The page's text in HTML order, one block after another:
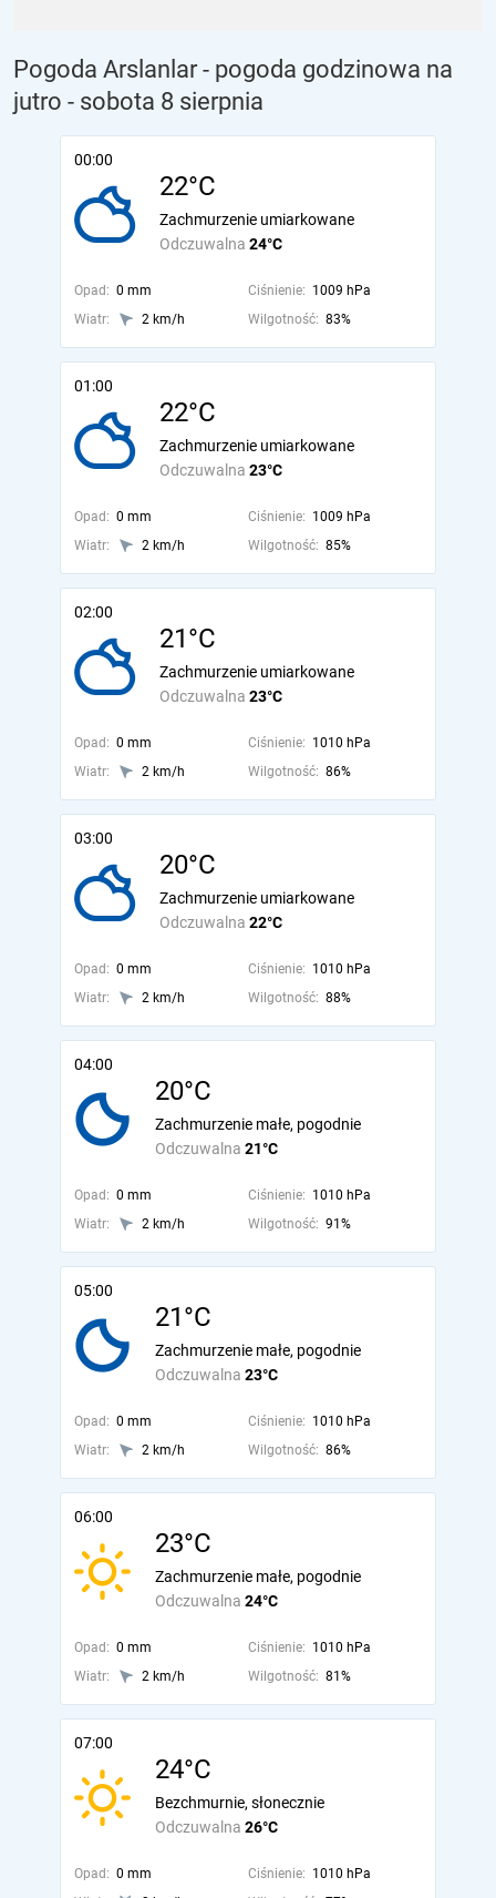
Pogoda Arslanlar - pogoda godzinowa na
jutro - sobota 8 sierpnia
00:00
22°C
Odczuwalna 24°C
Zachmurzenie umiarkowane
Opad: 0 mm Ciśnienie: 1009 hPa
Wiatr:
2 km/h Wilgotność: 83%
01:00
22°C
Odczuwalna 23°C
Zachmurzenie umiarkowane
Opad: 0 mm Ciśnienie: 1009 hPa
Wiatr:
2 km/h Wilgotność: 85%
02:00
21°C
Odczuwalna 23°C
Zachmurzenie umiarkowane
Opad: 0 mm Ciśnienie: 1010 hPa
Wiatr:
2 km/h Wilgotność: 86%
03:00
20°C
Odczuwalna 22°C
Zachmurzenie umiarkowane
Opad: 0 mm Ciśnienie: 1010 hPa
Wiatr:
2 km/h Wilgotność: 88%
04:00
20°C
Odczuwalna 21°C
Zachmurzenie małe, pogodnie
Opad: 0 mm Ciśnienie: 1010 hPa
Wiatr:
2 km/h Wilgotność: 91%
05:00
21°C
Odczuwalna 23°C
Zachmurzenie małe, pogodnie
Opad: 0 mm Ciśnienie: 1010 hPa
Wiatr:
2 km/h Wilgotność: 86%
06:00
23°C
Odczuwalna 24°C
Zachmurzenie małe, pogodnie
Opad: 0 mm Ciśnienie: 1010 hPa
Wiatr:
2 km/h Wilgotność: 81%
07:00
24°C
Odczuwalna 26°C
Bezchmurnie, słonecznie
Opad: 0 mm Ciśnienie: 1010 hPa